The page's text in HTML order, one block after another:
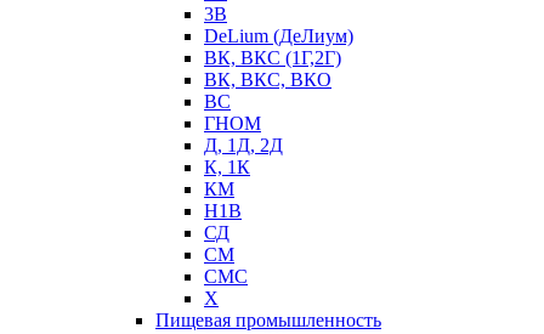
3В
DeLium (ДеЛиум)
ВК, ВКС (1Г,2Г)
ВК, ВКС, ВКО
ВС
ГНОМ
Д, 1Д, 2Д
К, 1К
КМ
Н1В
СД
СМ
СМС
Х
Пищевая промышленность